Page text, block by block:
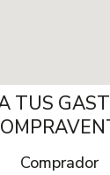
TUS
Comprador